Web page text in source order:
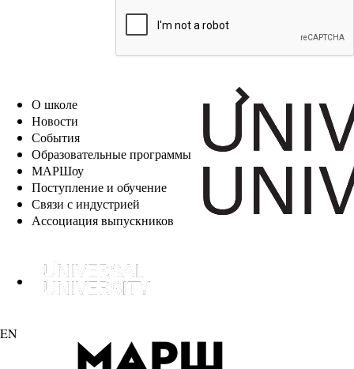
EN
О школе
Новости
События
Образовательные программы
МАРШоу
Поступление и обучение
Связи с индустрией
Ассоциация выпускников
EN